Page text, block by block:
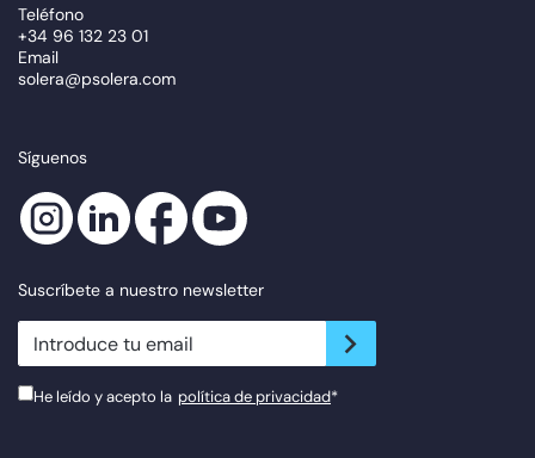
Teléfono
+34 96 132 23 01
Email
solera@psolera.com
Síguenos
Suscríbete a nuestro newsletter
newsletter.suscribe
He leído y acepto la política de privacidad*